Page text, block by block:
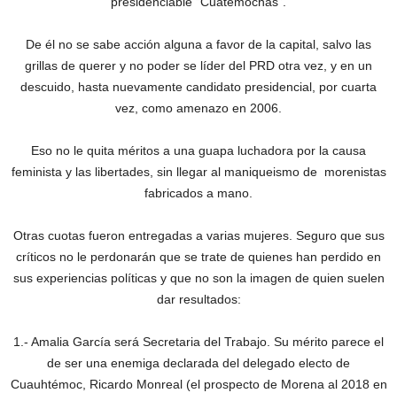
De él no se sabe acción alguna a favor de la capital, salvo las
grillas de querer y no poder se líder del PRD otra vez, y en un
descuido, hasta nuevamente candidato presidencial, por cuarta
vez, como amenazo en 2006.
Eso no le quita méritos a una guapa luchadora por la causa
feminista y las libertades, sin llegar al maniqueismo de morenistas
fabricados a mano.
Otras cuotas fueron entregadas a varias mujeres. Seguro que sus
críticos no le perdonarán que se trate de quienes han perdido en
sus experiencias políticas y que no son la imagen de quien suelen
dar resultados:
1.- Amalia García será Secretaria del Trabajo. Su mérito parece el
de ser una enemiga declarada del delegado electo de
Cuauhtémoc, Ricardo Monreal (el prospecto de Morena al 2018 en